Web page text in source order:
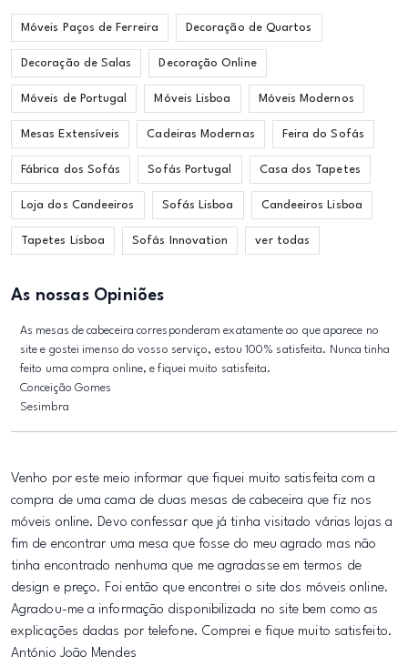
Móveis Paços de Ferreira Decoração de Quartos
Decoração de Salas Decoração Online
Móveis de Portugal Móveis Lisboa Móveis Modernos
Mesas Extensíveis Cadeiras Modernas Feira do Sofás
Fábrica dos Sofás Sofás Portugal Casa dos Tapetes
Loja dos Candeeiros Sofás Lisboa Candeeiros Lisboa
Tapetes Lisboa Sofás Innovation ver todas
As nossas Opiniões
As mesas de cabeceira corresponderam exatamente ao que aparece no
site e gostei imenso do vosso serviço, estou 100% satisfeita. Nunca tinha
feito uma compra online, e fiquei muito satisfeita.
Conceição Gomes
Sesimbra
Venho por este meio informar que fiquei muito satisfeita com a
compra de uma cama de duas mesas de cabeceira que fiz nos
móveis online. Devo confessar que já tinha visitado várias lojas a
fim de encontrar uma mesa que fosse do meu agrado mas não
tinha encontrado nenhuma que me agradasse em termos de
design e preço. Foi então que encontrei o site dos móveis online.
Agradou-me a informação disponibilizada no site bem como as
explicações dadas por telefone. Comprei e fique muito satisfeito.
António João Mendes